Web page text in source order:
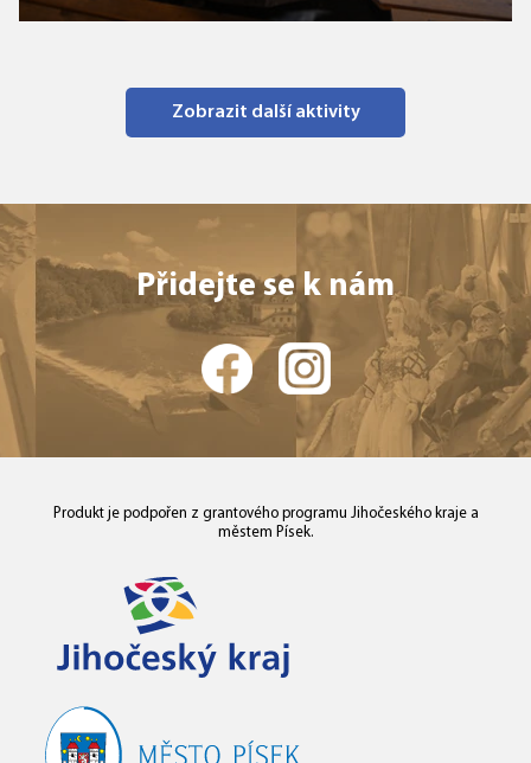
Zobrazit další aktivity
Přidejte se k nám
Produkt je podpořen z grantového programu Jihočeského kraje a
městem Písek.